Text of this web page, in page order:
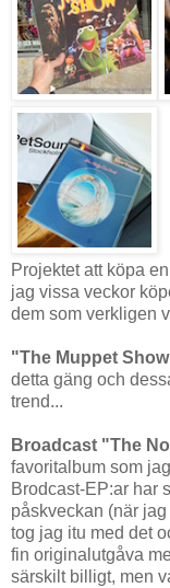
Projektet att köpa
jag vissa veckor
dem som verkligen
"The Muppet
detta gäng och
trend...
Broadcast "The
favoritalbum som
Brodcast-EP:ar har
påskveckan (när
tog jag itu med det
fin originalutgåva
särskilt billigt, men